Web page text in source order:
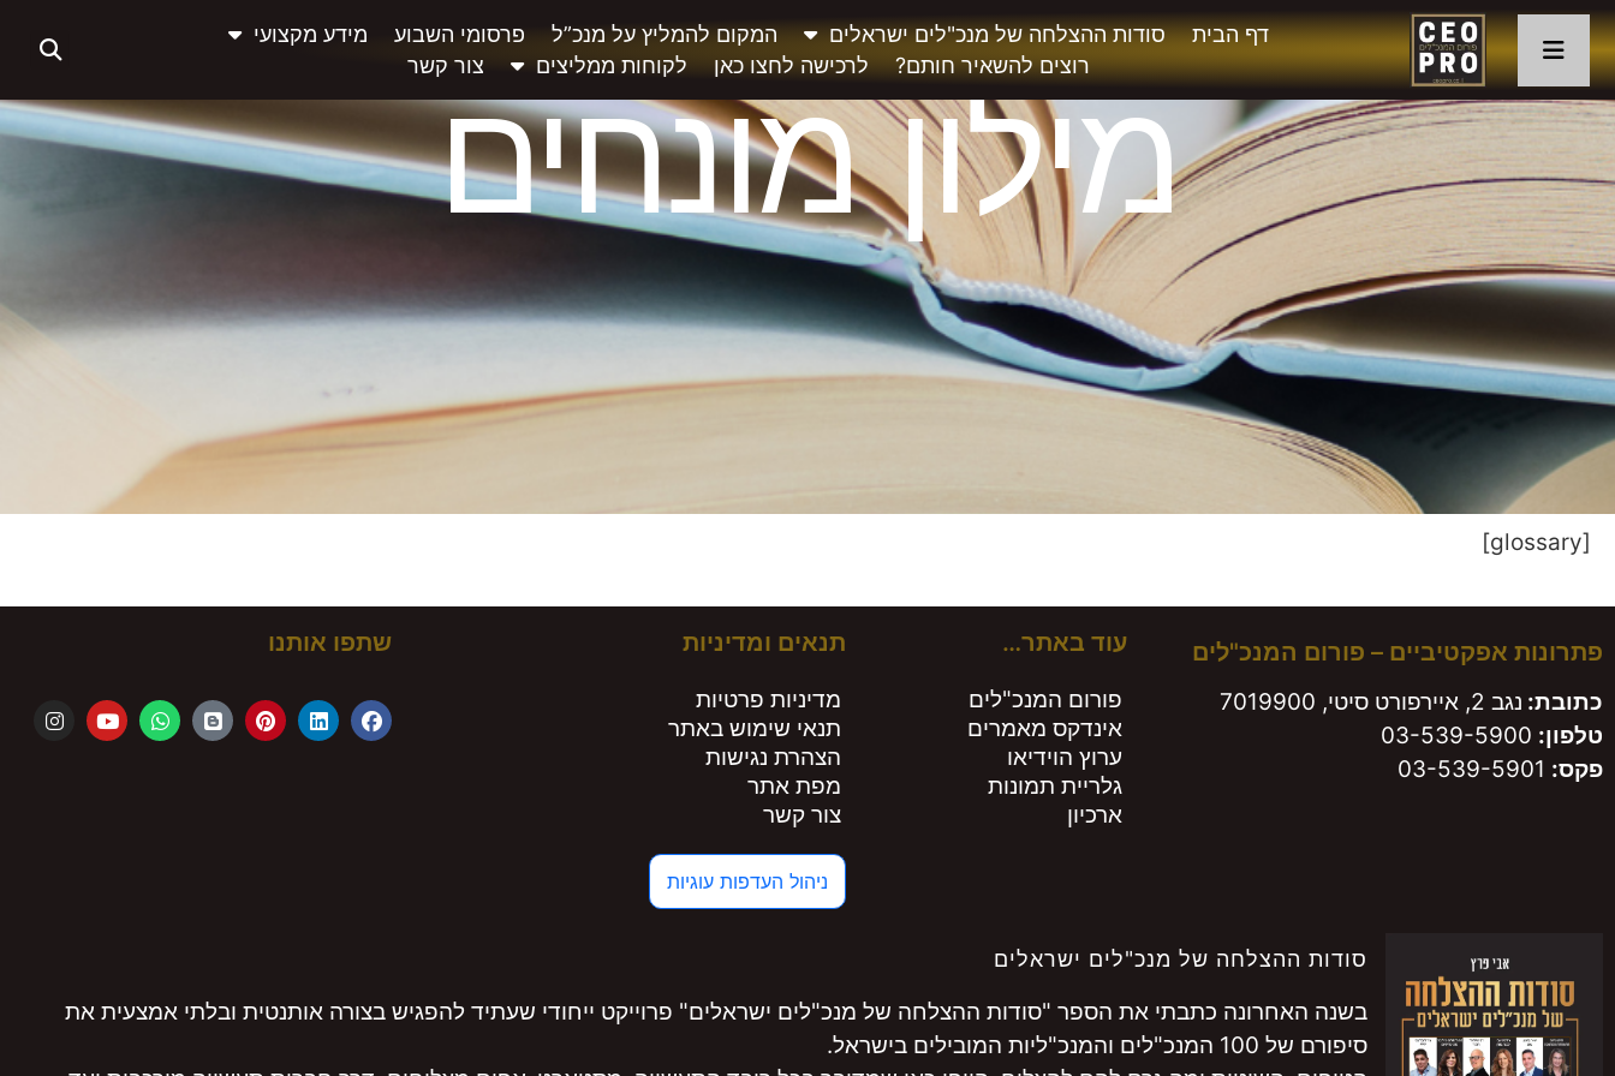
דף הבית סודות ההצלחה של מנכ"לים ישראלים המקום להמליץ על מנכ”ל פרסומי השבוע
מידע מקצועי
רוצים להשאיר חותם?
לרכישה לחצו כאן לקוחות ממליצים צור קשר
מילון מונחים
[glossary]
פתרונות אפקטיביים – פורום המנכ"לים
כתובת: נגב 2, איירפורט סיטי, 7019900
טלפון: 03-539-5900
פקס:
עוד באתר…
פורום המנכ"לים
אינדקס מאמרים
ערוץ הוידיאו
גלריית תמונות
ארכיון
תנאים ומדיניות
מדיניות פרטיות
תנאי שימוש באתר
הצהרת נגישות
מפת אתר
צור קשר
ניהול העדפות עוגיות
שתפו אותנו
סודות ההצלחה של מנכ"לים ישראלים
בשנה האחרונה כתבתי את הספר "סודות ההצלחה של מנכ"לים ישראלים" פרוייקט ייחודי שעתיד להפגיש בצורה אותנטית ובלתי אמצעית את
סיפורם של 100 המנכ"לים והמנכ"ליות המובילים בישראל.